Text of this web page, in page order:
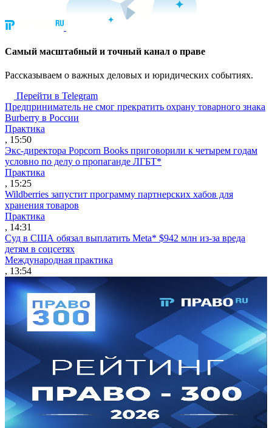
Cамый масштабный и точный канал о праве
Рассказываем о важных деловых и юридических событиях.
Перейти в Telegram
Предприниматель не смог прекратить охрану товарного знака
Burberry в России
Практика
, 15:50
Экс-директора Popcorn Books приговорили к четырем годам
условно по делу о пропаганде ЛГБТ*
Практика
, 15:25
Wildberries запустит программу партнерских хабов для
хранения товаров
Практика
, 14:31
Суд в США обязал выплатить Meta* $942 млн из-за вреда
детям в соцсетях
Международная практика
, 13:54